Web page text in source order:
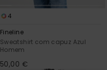
4
Fineline
Sweatshirt com capuz Azul
Homem
50,00 €